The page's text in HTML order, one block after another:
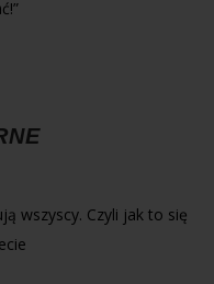
wszyscy. Czyli jak to się